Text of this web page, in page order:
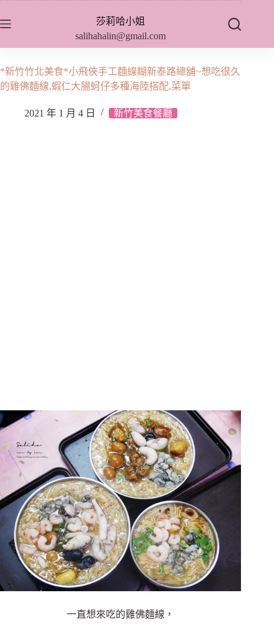
至
內
容
莎莉哈小姐
salihahalin@gmail.com
*新竹竹北美食*小飛俠手工麵線糊新泰路總舖~想吃很久
的雞佛麵線,蝦仁大腸蚵仔多種海陸搭配,菜單
2021 年 1 月 4 日 新竹美食餐廳
一直想來吃的雞佛麵線，